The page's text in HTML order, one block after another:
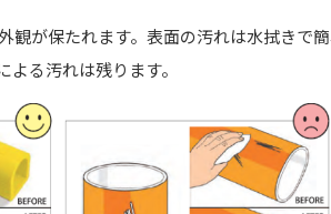
が保たれます。表面の汚れは水拭きで
る汚れは残ります。